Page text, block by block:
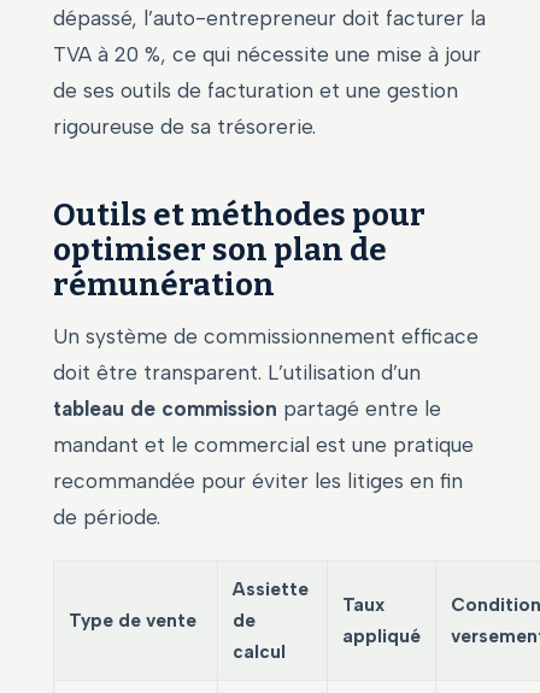
dépassé, l’auto-entrepreneur doit facturer la
TVA à 20 %, ce qui nécessite une mise à jour
de ses outils de facturation et une gestion
rigoureuse de sa trésorerie.
Outils et méthodes pour
optimiser son plan de
rémunération
Un système de commissionnement efficace
doit être transparent. L’utilisation d’un
tableau de commission partagé entre le
mandant et le commercial est une pratique
recommandée pour éviter les litiges en fin
de période.
Type de vente
Assiette
de
calcul
Taux
appliqué